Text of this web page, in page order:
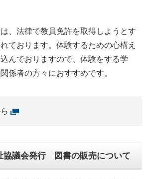
、法律で教員免許を取得しようとす
ております。体験するための心構え
んでおりますので、体験をする学
係者の方々におすすめです。
協議会発行 図書の販売について